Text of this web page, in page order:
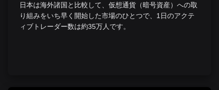
日本は海外諸国と比較して、仮想通貨（暗号資産）への取
り組みをいち早く開始した市場のひとつで、1日のアクテ
ィブトレーダー数は約35万人です。